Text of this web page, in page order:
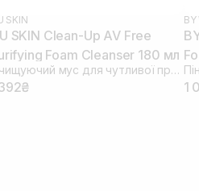
SKIN
SKIN Clean-Up AV Free
Foam Cleanser 180 мл
Очищуючий мус для чутливої проблемної шкіри
BY
1